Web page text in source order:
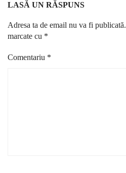
LASĂ UN RĂSPUNS
Adresa ta de email nu va fi publicată.
marcate cu *
Comentariu *